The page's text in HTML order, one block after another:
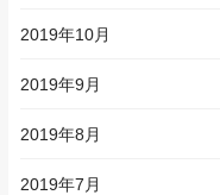
2019年10月
2019年9月
2019年8月
2019年7月